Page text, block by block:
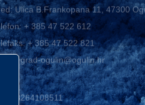
+ 385 47 522 821
grad-ogulin@ogulin.hr
58264108511
HR1424020061829700009